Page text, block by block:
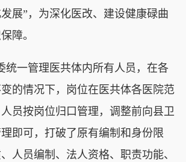
展”，为深化医改、建设健康碌曲
障。
一管理医共体内所有人员，在各
的情况下，岗位在医共体各医院范
员按岗位归口管理，调整前向县卫
即可，打破了原有编制和身份限
人员编制、法人资格、职责功能、